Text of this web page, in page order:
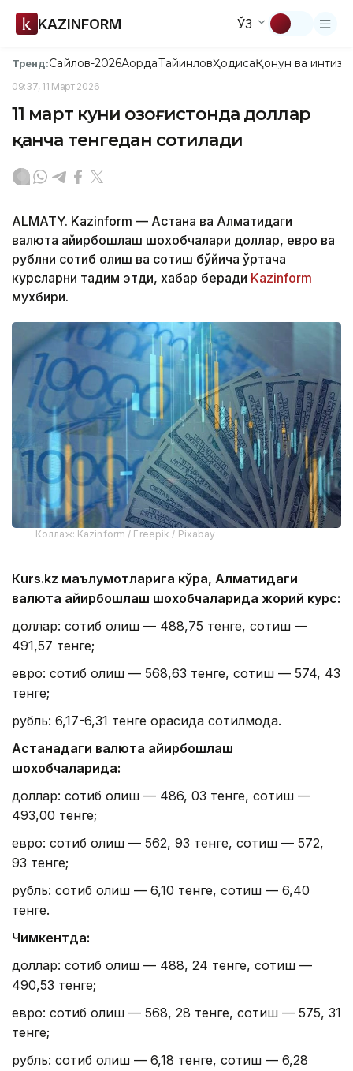
KAZINFORM ЎЗ
Тренд:Сайлов-2026АқордаТайинловҲодисаҚонун ва
09:37, 11 Март 2026
11 март куни Қозоғистонда доллар
қанча тенгедан сотилади
ALMATY. Kazinform — Астана ва Алматидаги
валюта айирбошлаш шохобчалари доллар, евро ва
рублни сотиб олиш ва сотиш бўйича ўртача
курсларни тақдим этди, хабар беради Kazinform
мухбири.
Коллаж: Kazinform / Freepik / Pixabay
Кurs.kz маълумотларига кўра, Алматидаги
валюта айирбошлаш шохобчаларида жорий курс:
доллар: сотиб олиш — 488,75 тенге, сотиш —
491,57 тенге;
евро: сотиб олиш — 568,63 тенге, сотиш — 574, 43
тенге;
рубль: 6,17-6,31 тенге орасида сотилмоқда.
Астанадаги валюта айирбошлаш
шохобчаларида:
доллар: сотиб олиш — 486, 03 тенге, сотиш —
493,00 тенге;
евро: сотиб олиш — 562, 93 тенге, сотиш — 572,
93 тенге;
рубль: сотиб олиш — 6,10 тенге, сотиш — 6,40
тенге.
Чимкентда:
доллар: сотиб олиш — 488, 24 тенге, сотиш —
490,53 тенге;
евро: сотиб олиш — 568, 28 тенге, сотиш — 575, 31
тенге;
рубль: сотиб олиш — 6,18 тенге, сотиш — 6,28